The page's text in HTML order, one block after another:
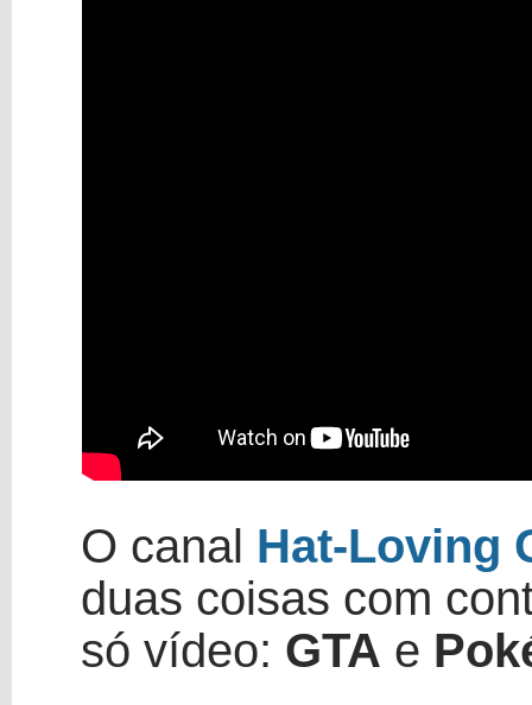
O canal Hat-Loving
duas coisas com
só vídeo: GTA e